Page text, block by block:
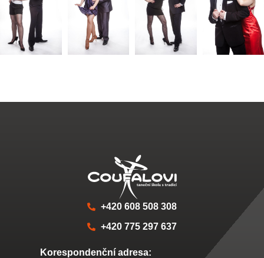
+420 608 508 308
+420 775 297 637
Korespondenční adresa: